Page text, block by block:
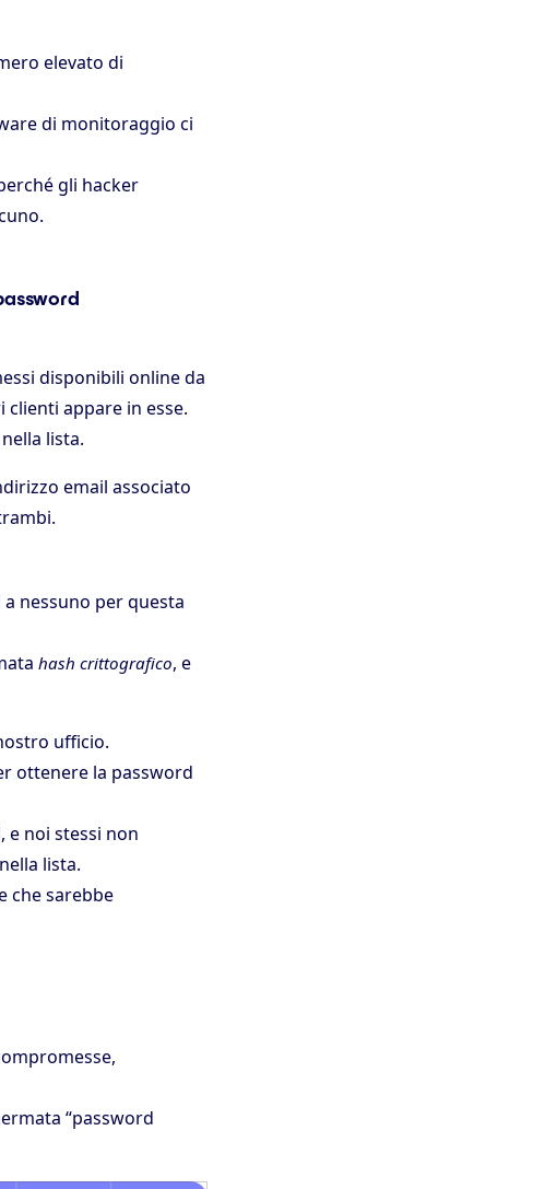
elevato di
di monitoraggio ci
gli hacker
disponibili online da
appare in esse.
lista.
email associato
nessuno per questa
hash crittografico, e
ufficio.
ottenere la password
e noi stessi non
lista.
che sarebbe
“password